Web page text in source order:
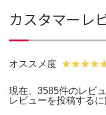
カスタマーレ
オススメ度
現在、3585件のレビ
レビューを投稿するに